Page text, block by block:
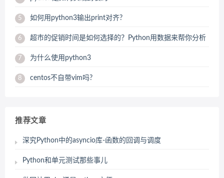
5 如何用python3输出print对齐?
6 超市的促销时间是如何选择的？Python用数据来帮你分析
7 为什么使用python3
8 centos不自带vim吗?
推荐文章
深究Python中的asyncio库-函数的回调与调度
Python和单元测试那些事儿